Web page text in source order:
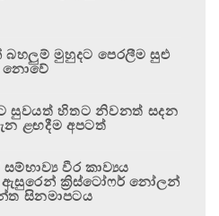
බහලුම් මුහුදට පෙරලීම සුළු
නොවේ
සුවයත් හිතට නිවනත් සදන
ළඟදීම අපටත්
වීර කාව්‍යය
ඇසුරෙන් ක්‍රිස්ටෝෆර් නෝලන්
සිනමාපටය